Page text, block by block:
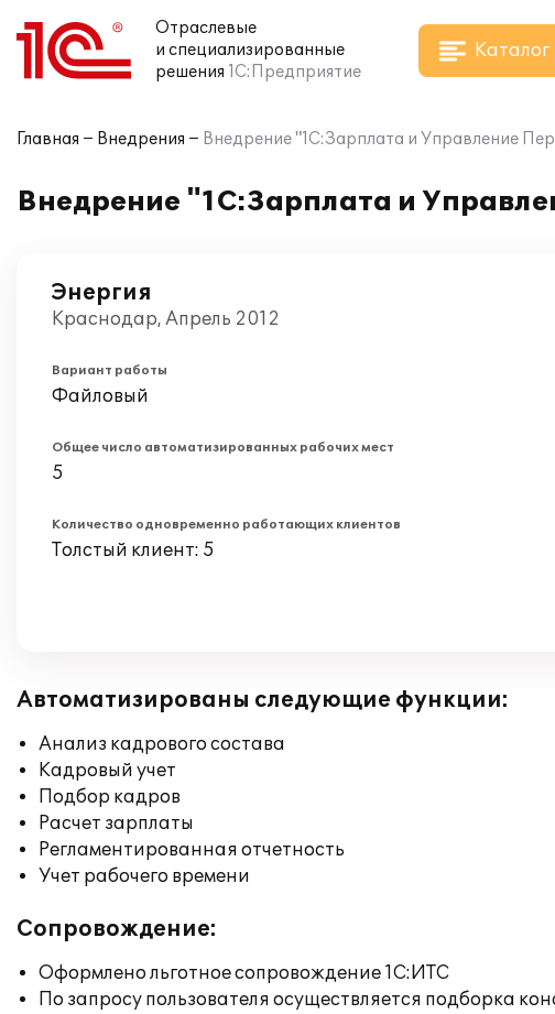
Отраслевые
и специализированные
решения 1С:Предприятие
Каталог
Главная Внедрения Внедрение "1С:Зарплата и Управление
Внедрение "1С:Зарплата и
Энергия
Краснодар, Апрель 2012
Вариант работы
Файловый
Общее число автоматизированных рабочих мест
5
Количество одновременно работающих клиентов
Толстый клиент: 5
Автоматизированы следующие функции:
Анализ кадрового состава
Кадровый учет
Подбор кадров
Расчет зарплаты
Регламентированная отчетность
Учет рабочего времени
Сопровождение:
Оформлено льготное сопровождение 1С:ИТС
По запросу пользователя осуществляется подборка